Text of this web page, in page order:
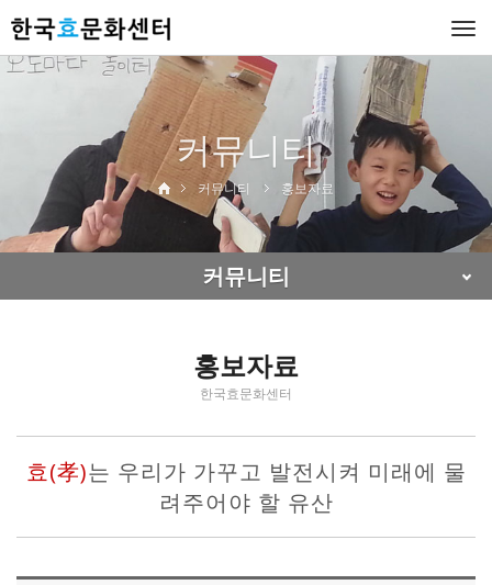
커뮤니티
커뮤니티 홍보자료
커뮤니티
홍보자료
한국효문화센터
효(孝)는 우리가 가꾸고 발전시켜 미래에 물
려주어야 할 유산